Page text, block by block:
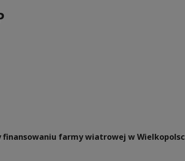
finansowaniu farmy wiatrowej w Wielkopolsc